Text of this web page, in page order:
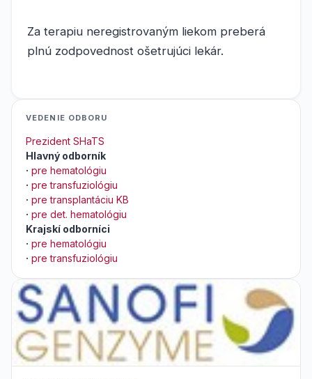
Za terapiu neregistrovaným liekom preberá
plnú zodpovednost ošetrujúci lekár.
VEDENIE ODBORU
Prezident SHaTS
Hlavný odborník
· pre hematológiu
· pre transfuziológiu
· pre transplantáciu KB
· pre det. hematológiu
Krajskí odborníci
· pre hematológiu
· pre transfuziológiu